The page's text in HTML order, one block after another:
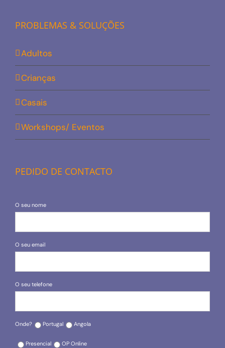
PROBLEMAS & SOLUÇÕES
Adultos
Crianças
Casais
Workshops/ Eventos
PEDIDO DE CONTACTO
O seu nome
O seu email
O seu telefone
Onde? Portugal Angola
Presencial OP Online